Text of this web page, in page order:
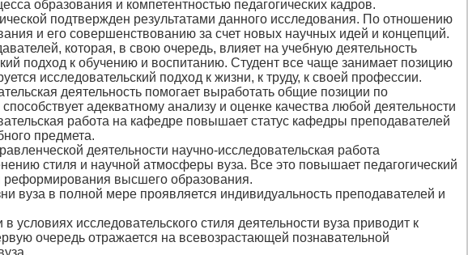
образования и компетентностью педагогических кадров.
подтвержден результатами данного исследования. По отношению
и его совершенствованию за счет новых научных идей и концепций.
которая, в свою очередь, влияет на учебную деятельность
подход к обучению и воспитанию. Студент все чаще занимает позицию
исследовательский подход к жизни, к труду, к своей профессии.
деятельность помогает выработать общие позиции по
адекватному анализу и оценке качества любой деятельности
работа на кафедре повышает статус кафедры преподавателей
предмета.
деятельности научно-исследовательская работа
стиля и научной атмосферы вуза. Все это повышает педагогический
реформирования высшего образования.
вуза в полной мере проявляется индивидуальность преподавателей и
исследовательского стиля деятельности вуза приводит к
очередь отражается на всевозрастающей познавательной